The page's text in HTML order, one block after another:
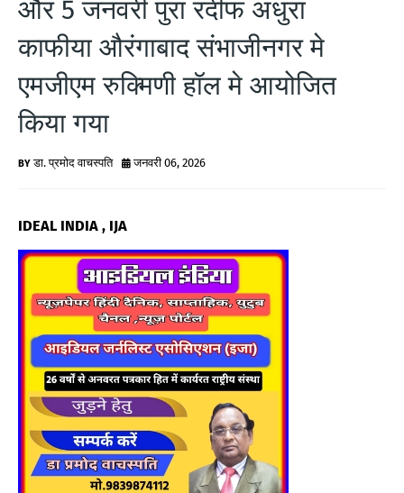
G
N
E
W
और 5 जनवरी पुरा रदीफ अधुरा
काफीया औरंगाबाद संभाजीनगर मे
एमजीएम रुक्मिणी हॉल मे आयोजित
किया गया
डा. प्रमोद वाचस्पति जनवरी 06, 2026
IDEAL INDIA , IJA